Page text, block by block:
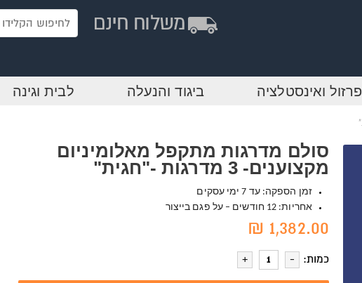
פרזול ואינסטלציה ביגוד והנעלה לבית וגינה
סולם מדרגות מתקפל מאלומיניום
מקצוענים- 3 מדרגות -"חגית"
זמן הספקה: עד 7 ימי עסקים
אחריות: 12 חודשים – על פגם בייצור
1,382.00 ₪
כמות: